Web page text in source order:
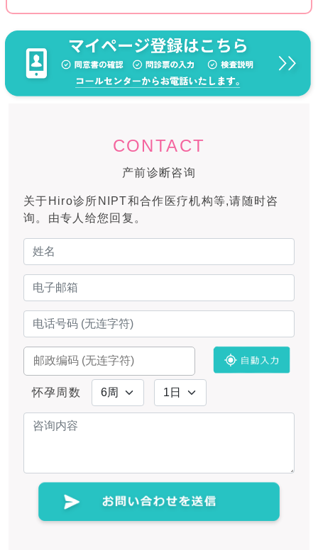
CONTACT
产前诊断咨询
关于Hiro诊所NIPT和合作医疗机构等,请随时咨
询。由专人给您回复。
怀孕周数